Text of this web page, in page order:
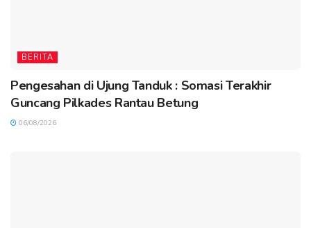
BERITA
Pengesahan di Ujung Tanduk : Somasi Terakhir
Guncang Pilkades Rantau Betung
06/08/2026